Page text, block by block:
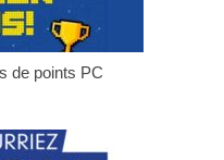
de points PC